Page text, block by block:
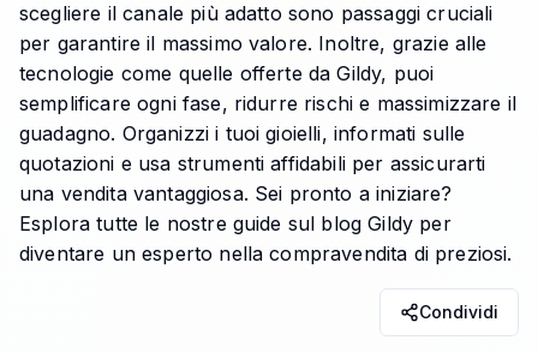
scegliere il canale più adatto sono passaggi cruciali
per garantire il massimo valore. Inoltre, grazie alle
tecnologie come quelle offerte da Gildy, puoi
semplificare ogni fase, ridurre rischi e massimizzare il
guadagno. Organizzi i tuoi gioielli, informati sulle
quotazioni e usa strumenti affidabili per assicurarti
una vendita vantaggiosa. Sei pronto a iniziare?
Esplora tutte le nostre guide sul blog Gildy per
diventare un esperto nella compravendita di preziosi.
Condividi